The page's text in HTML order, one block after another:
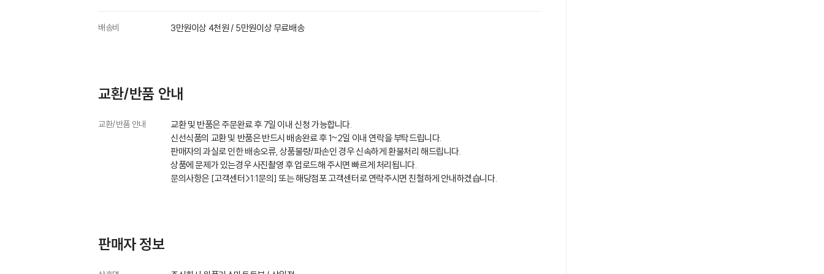
배송비 3만원이상 4천원 / 5만원이상 무료배송
교환/반품 안내
교환/반품 안내
교환 및 반품은 주문완료 후 7일 이내 신청 가능합니다.
신선식품의 교환 및 반품은 반드시 배송완료 후 1~2일 이내 연락을 부탁드립니다.
판매자의 과실로 인한 배송오류, 상품불량/파손인 경우 신속하게 환불처리 해드립니다.
상품에 문제가 있는경우 사진촬영 후 업로드해 주시면 빠르게 처리됩니다.
문의사항은 [고객센터>1:1문의] 또는 해당점포 고객센터로 연락주시면 친철하게 안내하겠습니다.
판매자 정보